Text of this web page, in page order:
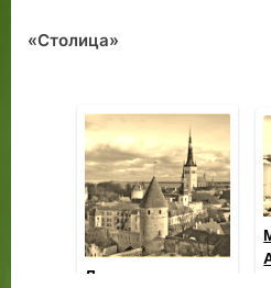
«Столица»
О мастерах
ревельского